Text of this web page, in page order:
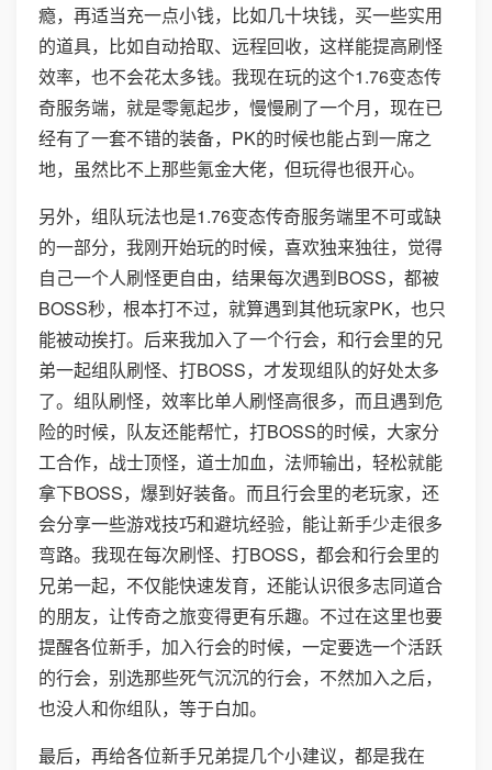
瘾，再适当充一点小钱，比如几十块钱，买一些实用
的道具，比如自动拾取、远程回收，这样能提高刷怪
效率，也不会花太多钱。我现在玩的这个1.76变态传
奇服务端，就是零氪起步，慢慢刷了一个月，现在已
经有了一套不错的装备，PK的时候也能占到一席之
地，虽然比不上那些氪金大佬，但玩得也很开心。
另外，组队玩法也是1.76变态传奇服务端里不可或缺
的一部分，我刚开始玩的时候，喜欢独来独往，觉得
自己一个人刷怪更自由，结果每次遇到BOSS，都被
BOSS秒，根本打不过，就算遇到其他玩家PK，也只
能被动挨打。后来我加入了一个行会，和行会里的兄
弟一起组队刷怪、打BOSS，才发现组队的好处太多
了。组队刷怪，效率比单人刷怪高很多，而且遇到危
险的时候，队友还能帮忙，打BOSS的时候，大家分
工合作，战士顶怪，道士加血，法师输出，轻松就能
拿下BOSS，爆到好装备。而且行会里的老玩家，还
会分享一些游戏技巧和避坑经验，能让新手少走很多
弯路。我现在每次刷怪、打BOSS，都会和行会里的
兄弟一起，不仅能快速发育，还能认识很多志同道合
的朋友，让传奇之旅变得更有乐趣。不过在这里也要
提醒各位新手，加入行会的时候，一定要选一个活跃
的行会，别选那些死气沉沉的行会，不然加入之后，
也没人和你组队，等于白加。
最后，再给各位新手兄弟提几个小建议，都是我在